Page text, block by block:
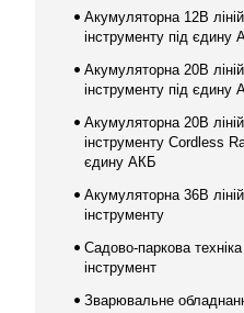
Акумуляторна 12В
інструменту під єдину
Акумуляторна 20В
інструменту під єдину
Акумуляторна 20В
інструменту Сordless
єдину АКБ
Акумуляторна 36В
інструменту
Садово-паркова
інструмент
Зварювальне